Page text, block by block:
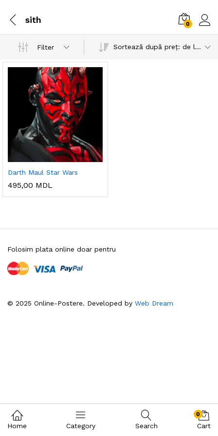
sith 0
Filter Sortează după preț: de la mic la mare
Darth Maul Star Wars
495,00 MDL
© 2025 Online-Postere. Developed by Web Dream
Folosim plata online doar pentru
Home Category Search
0
Cart